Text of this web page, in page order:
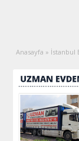
Anasayfa » İstanbul